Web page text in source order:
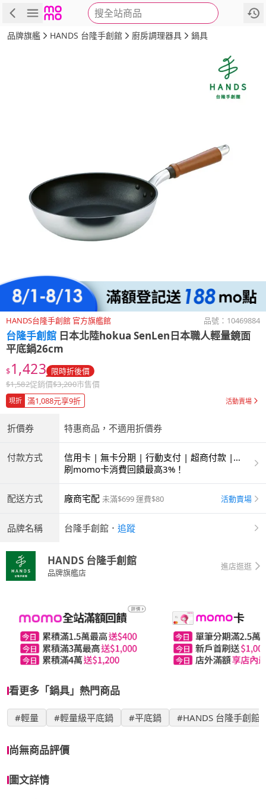
搜全站商品
商品 評價 詳情
品牌旗艦 HANDS 台隆手創館 廚房調理器具 鍋具
HANDS台隆手創館 官方旗艦館 品號： 10469884
台隆手創館 日本北陸hokua SenLen日本職人輕量鏡面
平底鍋26cm
$1,423 限時折後價
$1,582促銷價$3,200市售價
現折 滿1,088元享9折 活動賣場
折價券 特惠商品，不適用折價券
付款方式
信用卡 | 無卡分期 | 行動支付 | 超商付款 |
ATM | 銀聯卡
刷momo卡消費回饋最高3%！
配送方式 廠商宅配 未滿$699 運費$80 活動賣場
品牌名稱 台隆手創館 ． 追蹤
HANDS 台隆手創館
品牌旗艦店
進店逛逛
看更多「鍋具」熱門商品
#輕量 #輕量級平底鍋 #平底鍋 #HANDS 台隆手創館
尚無商品評價
圖文詳情